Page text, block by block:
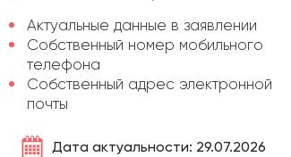
Актуальные данные в заявлении
Собственный номер мобильного
телефона
Собственный адрес электронной
почты
Дата актуальности: 29.07.2026